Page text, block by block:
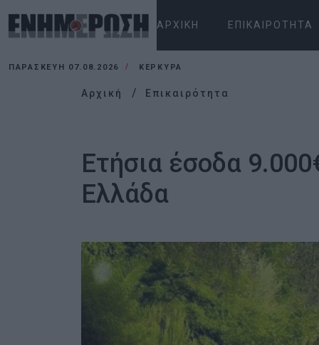
ΑΡΧΙΚΉ ΕΠΙΚΑΙΡΌΤΗΤΑ
ΠΑΡΑΣΚΕΥΉ 07.08.2026 ΚΕΡΚΥΡΑ
Αρχική Επικαιρότητα
Ετήσια έσοδα
Ελλάδα